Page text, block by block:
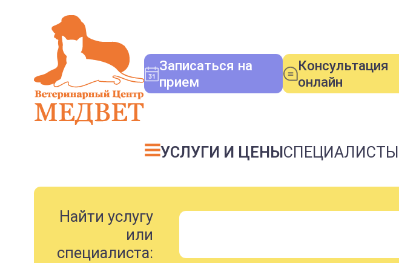
Записаться на
прием
Консультация
онлайн
УСЛУГИ И ЦЕНЫСПЕЦИАЛИСТЫ
Найти услугу
или
специалиста: